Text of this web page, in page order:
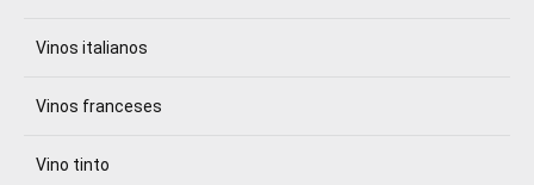
Vinos italianos
Vinos franceses
Vino tinto